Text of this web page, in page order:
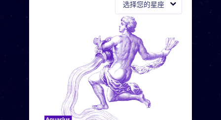
选择您的星座